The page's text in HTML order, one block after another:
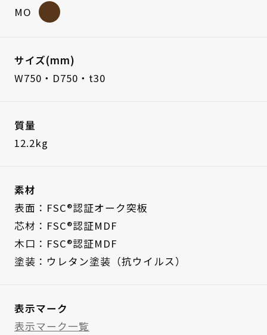
MO
サイズ(mm)
W750・D750・t30
質量
12.2kg
素材
表面：FSC®認証オーク突板
芯材：FSC®認証MDF
木口：FSC®認証MDF
塗装：ウレタン塗装（抗ウイルス）
表示マーク
表示マーク一覧